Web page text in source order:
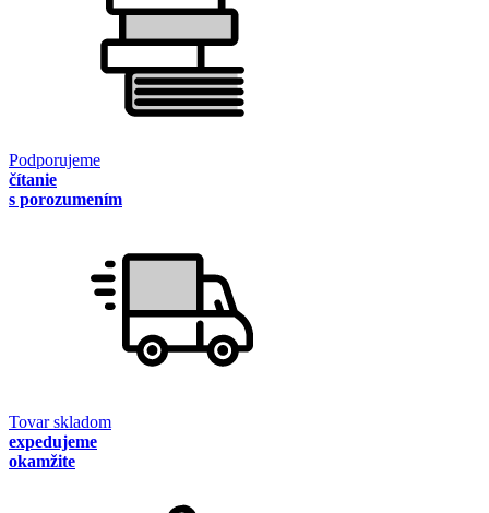
Podporujeme
čítanie
s porozumením
Tovar skladom
expedujeme
okamžite